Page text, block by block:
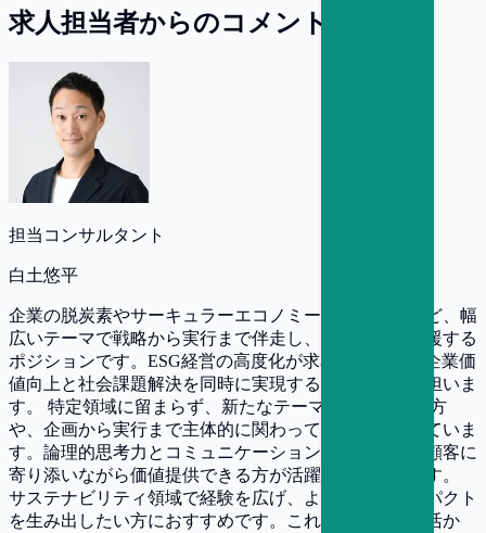
求人担当者からのコメント
担当コンサルタント
白土悠平
企業の脱炭素やサーキュラーエコノミー、人権対応など、幅
広いテーマで戦略から実行まで伴走し、事業変革を支援する
ポジションです。ESG経営の高度化が求められる中、企業価
値向上と社会課題解決を同時に実現する重要な役割を担いま
す。 特定領域に留まらず、新たなテーマへ挑戦したい方
や、企画から実行まで主体的に関わってきた方に適していま
す。論理的思考力とコミュニケーション力を活かし、顧客に
寄り添いながら価値提供できる方が活躍できる環境です。
サステナビリティ領域で経験を広げ、より大きなインパクト
を生み出したい方におすすめです。これまでの知見を活か